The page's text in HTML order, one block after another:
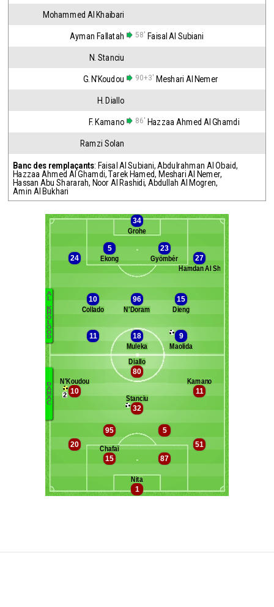
Mohammed Al Khaibari
Ayman Fallatah 58' Faisal Al Subiani
N. Stanciu
G. N'Koudou 90+3' Meshari Al Nemer
H. Diallo
F. Kamano 86' Hazzaa Ahmed Al Ghamdi
Ramzi Solan
Banc des remplaçants: Faisal Al Subiani, Abdulrahman Al Obaid,
Hazzaa Ahmed Al Ghamdi,Tarek Hamed, Meshari Al Nemer,
Hassan Abu Shararah, Noor Al Rashidi, Abdullah Al Mogren,
Amin Al Bukhari